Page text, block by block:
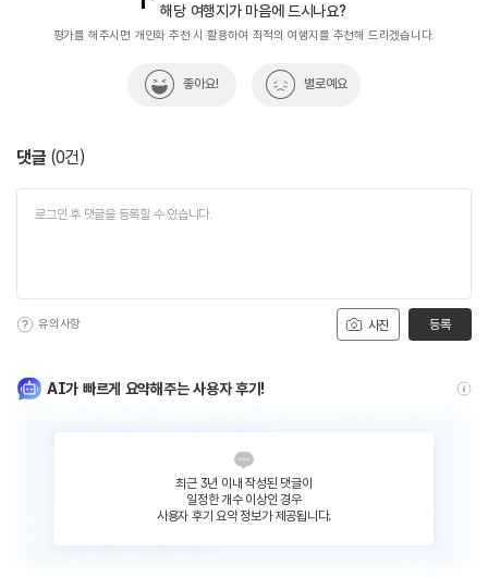
해당 여행지가 마음에 드시나요?
평가를 해주시면 개인화 추천 시 활용하여 최적의 여행지를 추천해 드리겠습니다.
좋아요! 별로예요
댓글 (0건)
사진
유의사항 등록
AI가 빠르게 요약해주는 사용자 후기!
최근 3년 이내 작성된 댓글이
일정한 개수 이상인 경우
사용자 후기 요약 정보가 제공됩니다.